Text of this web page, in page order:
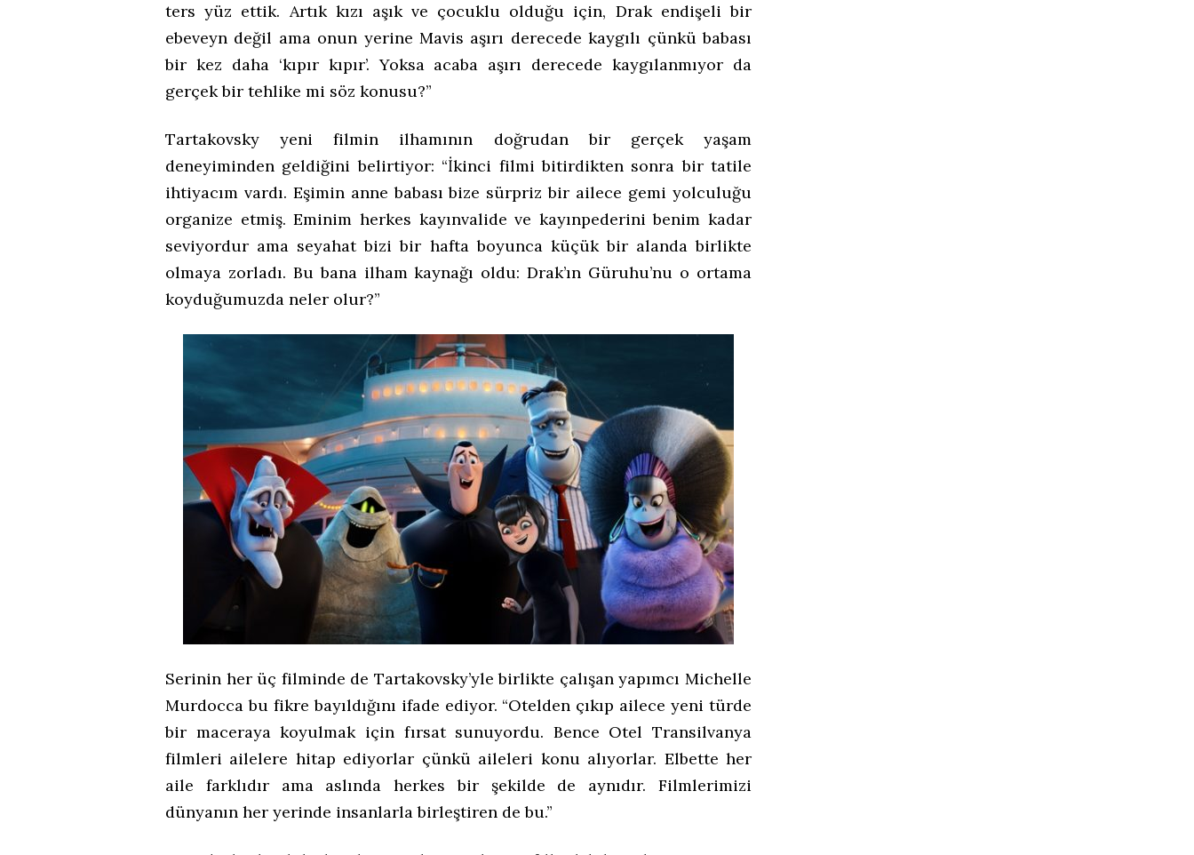
ters yüz ettik. Artık kızı aşık ve çocuklu olduğu için, Drak endişeli bir
ebeveyn değil ama onun yerine Mavis aşırı derecede kaygılı çünkü babası
bir kez daha ‘kıpır kıpır’. Yoksa acaba aşırı derecede kaygılanmıyor da
gerçek bir tehlike mi söz konusu?”
Tartakovsky yeni filmin ilhamının doğrudan bir gerçek yaşam
deneyiminden geldiğini belirtiyor: “İkinci filmi bitirdikten sonra bir tatile
ihtiyacım vardı. Eşimin anne babası bize sürpriz bir ailece gemi yolculuğu
organize etmiş. Eminim herkes kayınvalide ve kayınpederini benim kadar
seviyordur ama seyahat bizi bir hafta boyunca küçük bir alanda birlikte
olmaya zorladı. Bu bana ilham kaynağı oldu: Drak’ın Güruhu’nu o ortama
koyduğumuzda neler olur?”
Serinin her üç filminde de Tartakovsky’yle birlikte çalışan yapımcı Michelle
Murdocca bu fikre bayıldığını ifade ediyor. “Otelden çıkıp ailece yeni türde
bir maceraya koyulmak için fırsat sunuyordu. Bence Otel Transilvanya
filmleri ailelere hitap ediyorlar çünkü aileleri konu alıyorlar. Elbette her
aile farklıdır ama aslında herkes bir şekilde de aynıdır. Filmlerimizi
dünyanın her yerinde insanlarla birleştiren de bu.”